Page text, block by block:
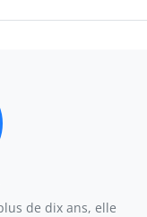
de dix ans, elle